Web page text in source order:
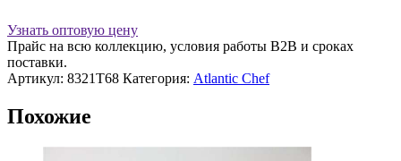
Узнать оптовую цену
Прайс на всю коллекцию, условия работы В2В и сроках
поставки.
Артикул: 8321T68 Категория: Atlantic Chef
Похожие